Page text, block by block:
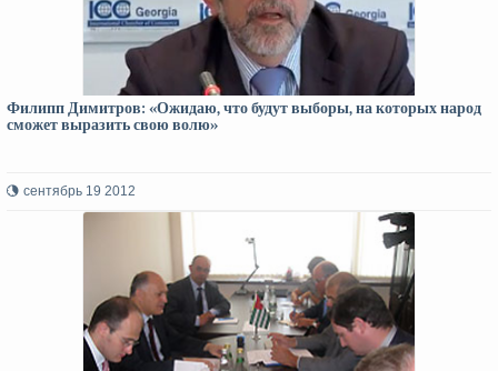
Филипп Димитров: «Ожидаю, что будут выборы, на которых народ
сможет выразить свою волю»
сентябрь 19 2012